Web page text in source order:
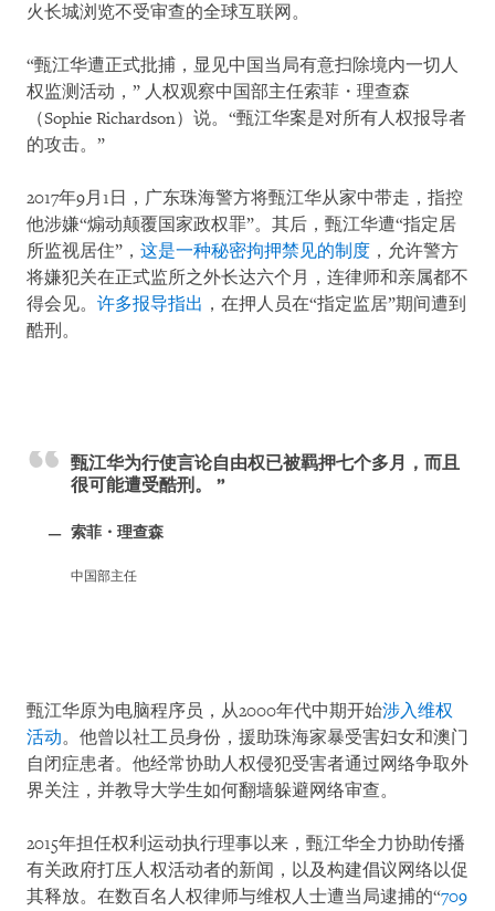
火长城浏览不受审查的全球互联网。
“甄江华遭正式批捕，显见中国当局有意扫除境内一切人
权监测活动，” 人权观察中国部主任索菲・理查森
（Sophie Richardson）说。“甄江华案是对所有人权报导者
的攻击。”
2017年9月1日，广东珠海警方将甄江华从家中带走，指控
他涉嫌“煽动颠覆国家政权罪”。其后，甄江华遭“指定居
所监视居住”， 这是一种秘密拘押禁见的制度 ，允许警方
将嫌犯关在正式监所之外长达六个月，连律师和亲属都不
得会见。 许多报导指出 ，在押人员在“指定监居”期间遭到
酷刑。
甄江华为行使言论自由权已被羁押七个多月，而且
很可能遭受酷刑。
索菲・理查森
中国部主任
甄江华原为电脑程序员，从2000年代中期开始涉入维权
活动。他曾以社工员身份，援助珠海家暴受害妇女和澳门
自闭症患者。他经常协助人权侵犯受害者通过网络争取外
界关注，并教导大学生如何翻墙躲避网络审查。
2015年担任权利运动执行理事以来，甄江华全力协助传播
有关政府打压人权活动者的新闻，以及构建倡议网络以促
其释放。在数百名人权律师与维权人士遭当局逮捕的“709